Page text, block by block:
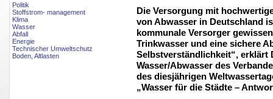
Politik
Stoffstrom- management
Klima
Wasser
Abfall
Energie
Technischer Umweltschutz
Boden, Altlasten
Die Versorgung mit
von Abwasser in Deutschland
kommunale Versorger
Trinkwasser und eine sichere
Selbstverständlichkeit“, erklärt
Wasser/Abwasser des
des diesjährigen
„Wasser für die Städte –